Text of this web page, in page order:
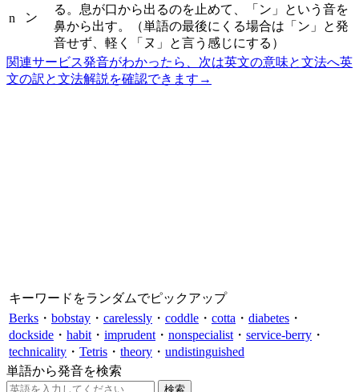
n ン
る。息が口から出るのを止めて、「ン」という音を
鼻から出す。（単語の最後にくる場合は「ン」と発
音せず、軽く「ヌ」と言う感じにする）
関連サービス発音がわかったら、次は英文の意味と文法へ英
文の訳と文法解説を確認できます →
キーワードをランダムでピックアップ
Berks ・ bobstay ・ carelessly ・ coddle ・ cotta ・ diabetes ・
dockside ・ habit ・ imprudent ・ nonspecialist ・ service-berry ・
technicality ・ Tetris ・ theory ・ undistinguished
単語から発音を検索